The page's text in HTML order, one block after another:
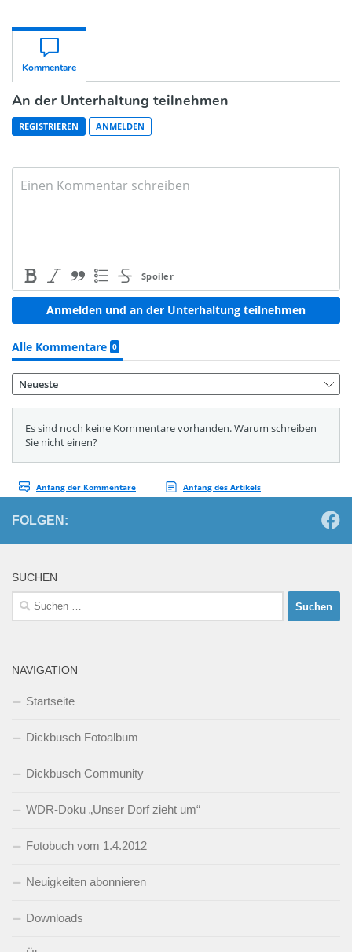
FOLGEN:
SUCHEN
Suchen
nach:
NAVIGATION
Startseite
Dickbusch Fotoalbum
Dickbusch Community
WDR-Doku „Unser Dorf zieht um“
Fotobuch vom 1.4.2012
Neuigkeiten abonnieren
Downloads